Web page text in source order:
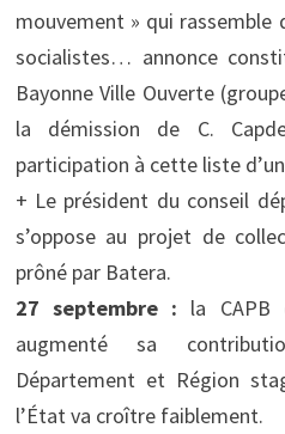
mouvement » qui rassemble
socialistes… annonce
Bayonne Ville Ouverte
la démission de C.
participation à cette liste
+ Le président du conseil
s’oppose au projet de
prôné par Batera.
27 septembre : la CAPB
augmenté sa
Département et Région
l’État va croître faiblement.